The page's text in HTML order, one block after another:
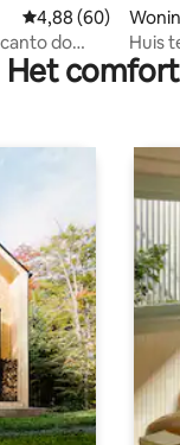
Gemiddelde
4,88 (60)
Huis
Het